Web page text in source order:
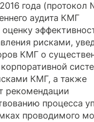
года (протокол
аудита КМГ
рисками,
КМГ о
КМГ, а также
рекомендации
процесса
проводимого